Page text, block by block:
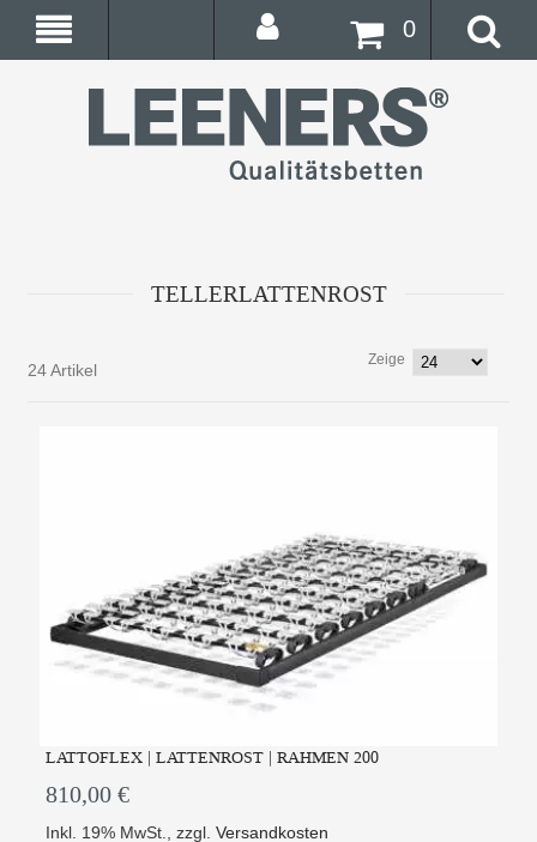
0
TELLERLATTENROST
24 Artikel
Zeige
LATTOFLEX | LATTENROST | RAHMEN 200
810,00 €
Inkl. 19% MwSt. ,zzgl.Versandkosten